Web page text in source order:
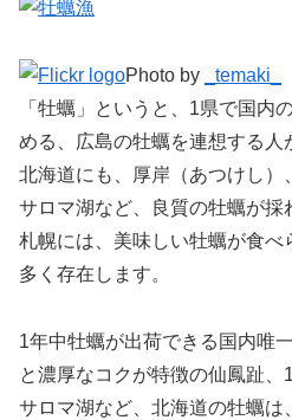
Photo by
_temaki_
「牡蠣」というと、1県で国内
める、広島の牡蠣を連想する人
北海道にも、厚岸（あつけし）
サロマ湖など、良質の牡蠣が採
札幌には、美味しい牡蠣が食べ
多く存在します。
1年中牡蠣が出荷できる国内唯
と濃厚なコクが特徴の仙鳳趾、
サロマ湖など、北海道の牡蠣